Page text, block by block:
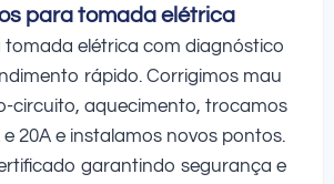
para tomada elétrica
tomada elétrica com diagnóstico
rápido. Corrigimos mau
circuito, aquecimento, trocamos
20A e instalamos novos pontos.
garantindo segurança e